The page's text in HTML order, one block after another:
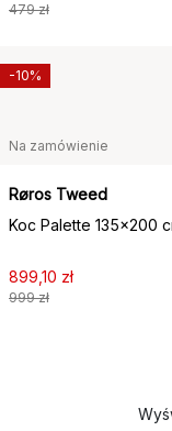
479 zł
Na zamówienie
Røros Tweed
Koc Palette 135x200
899,10 zł
999 zł
-10%